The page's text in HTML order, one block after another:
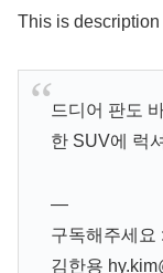
This is description
드디어 판도
한 SUV에 럭
—
구독해주세요
김한용